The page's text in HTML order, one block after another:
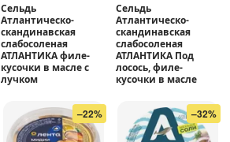
Сельдь
Атлантическо-
скандинавская
слабосоленая
АТЛАНТИКА филе-
кусочки в масле с
лучком
Сельдь
Атлантическо-
скандинавская
слабосоленая
АТЛАНТИКА Под
лосось, филе-
кусочки в масле
–22% –32%